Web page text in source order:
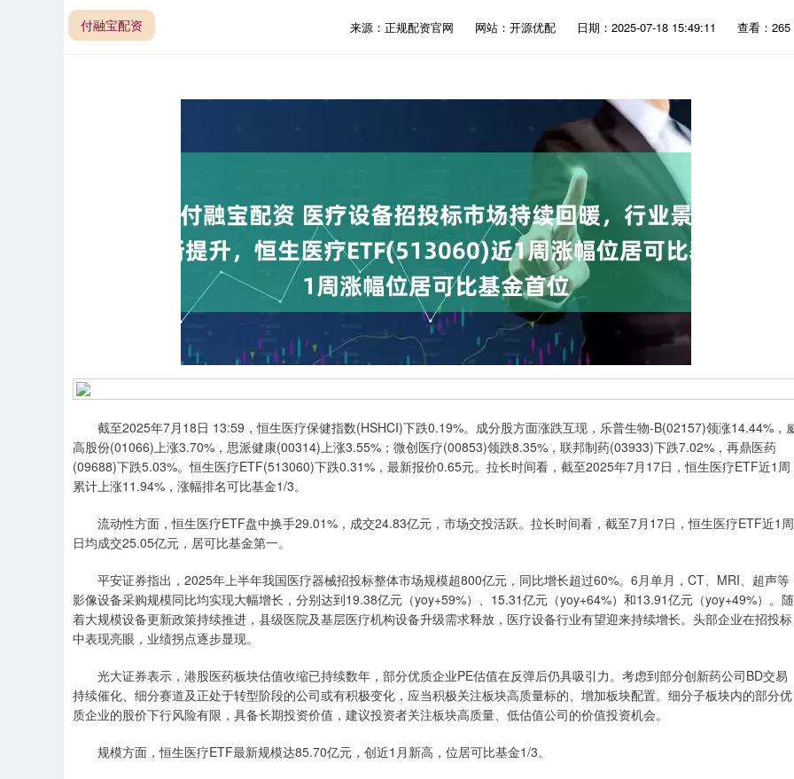
付融宝配资 来源：正规配资官网 网站：开源优配 日期：2025-07-18 15:49:11 查看：265
截至2025年7月18日 13:59，恒生医疗保健指数(HSHCI)下跌0.19%。成分股方面涨跌互现，乐普生物-B(02157)领涨14.44%，
高股份(01066)上涨3.70%，思派健康(00314)上涨3.55%；微创医疗(00853)领跌8.35%，联邦制药(03933)下跌7.02%，再鼎医药
(09688)下跌5.03%。恒生医疗ETF(513060)下跌0.31%，最新报价0.65元。拉长时间看，截至2025年7月17日，恒生医疗ETF近1周
累计上涨11.94%，涨幅排名可比基金1/3。
流动性方面，恒生医疗ETF盘中换手29.01%，成交24.83亿元，市场交投活跃。拉长时间看，截至7月17日，恒生医疗ETF近1周
日均成交25.05亿元，居可比基金第一。
平安证券指出，2025年上半年我国医疗器械招投标整体市场规模超800亿元，同比增长超过60%。6月单月，CT、MRI、超声等
影像设备采购规模同比均实现大幅增长，分别达到19.38亿元（yoy+59%）、15.31亿元（yoy+64%）和13.91亿元（yoy+49%）。随
着大规模设备更新政策持续推进，县级医院及基层医疗机构设备升级需求释放，医疗设备行业有望迎来持续增长。头部企业在招投标
中表现亮眼，业绩拐点逐步显现。
光大证券表示，港股医药板块估值收缩已持续数年，部分优质企业PE估值在反弹后仍具吸引力。考虑到部分创新药公司BD交易
持续催化、细分赛道及正处于转型阶段的公司或有积极变化，应当积极关注板块高质量标的、增加板块配置。细分子板块内的部分优
质企业的股价下行风险有限，具备长期投资价值，建议投资者关注板块高质量、低估值公司的价值投资机会。
规模方面，恒生医疗ETF最新规模达85.70亿元，创近1月新高，位居可比基金1/3。